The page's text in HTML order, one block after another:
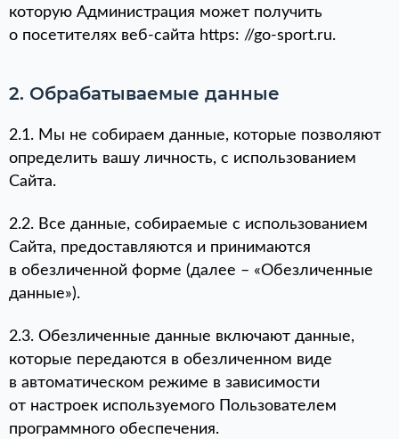
которую Администрация может получить
о посетителях веб-сайта https: //go-sport.ru.
2. Обрабатываемые данные
2.1. Мы не собираем данные, которые позволяют
определить вашу личность, с использованием
Сайта.
2.2. Все данные, собираемые с использованием
Сайта, предоставляются и принимаются
в обезличенной форме (далее – «Обезличенные
данные»).
2.3. Обезличенные данные включают данные,
которые передаются в обезличенном виде
в автоматическом режиме в зависимости
от настроек используемого Пользователем
программного обеспечения.